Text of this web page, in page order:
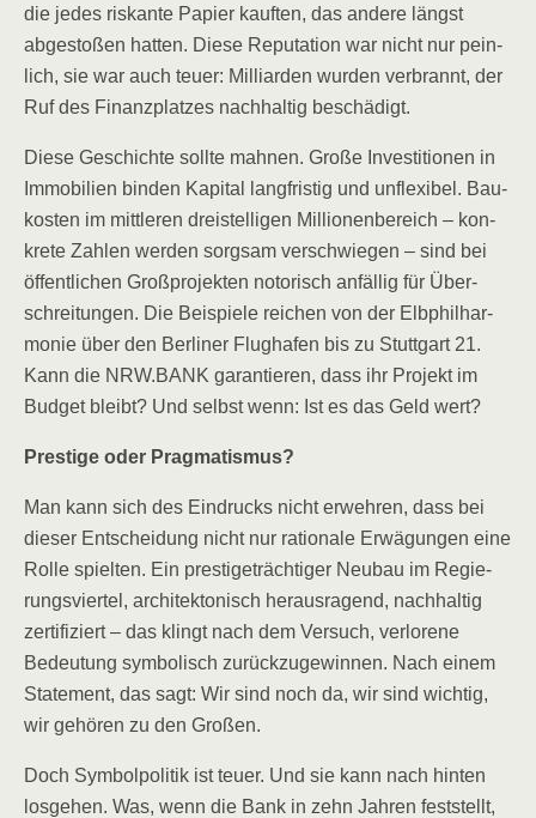
die jedes ris­kan­te Papier kauf­ten, das ande­re längst
abge­sto­ßen hat­ten. Die­se Repu­ta­ti­on war nicht nur pein­
lich, sie war auch teu­er: Mil­li­ar­den wur­den ver­brannt, der
Ruf des Finanz­plat­zes nach­hal­tig beschädigt.
Die­se Geschich­te soll­te mah­nen. Gro­ße Inves­ti­tio­nen in
Immo­bi­li­en bin­den Kapi­tal lang­fris­tig und unfle­xi­bel. Bau­
kos­ten im mitt­le­ren drei­stel­li­gen Mil­lio­nen­be­reich – kon­
kre­te Zah­len wer­den sorg­sam ver­schwie­gen – sind bei
öffent­li­chen Groß­pro­jek­ten noto­risch anfäl­lig für Über­
schrei­tun­gen. Die Bei­spie­le rei­chen von der Elb­phil­har­
mo­nie über den Ber­li­ner Flug­ha­fen bis zu Stutt­gart 21.
Kann die NRW.BANK garan­tie­ren, dass ihr Pro­jekt im
Bud­get bleibt? Und selbst wenn: Ist es das Geld wert?
Pres­ti­ge oder Pragmatismus?
Man kann sich des Ein­drucks nicht erweh­ren, dass bei
die­ser Ent­schei­dung nicht nur ratio­na­le Erwä­gun­gen eine
Rol­le spiel­ten. Ein pres­ti­ge­träch­ti­ger Neu­bau im Regie­
rungs­vier­tel, archi­tek­to­nisch her­aus­ra­gend, nach­hal­tig
zer­ti­fi­ziert – das klingt nach dem Ver­such, ver­lo­re­ne
Bedeu­tung sym­bo­lisch zurück­zu­ge­win­nen. Nach einem
State­ment, das sagt: Wir sind noch da, wir sind wich­tig,
wir gehö­ren zu den Großen.
Doch Sym­bol­po­li­tik ist teu­er. Und sie kann nach hin­ten
los­ge­hen. Was, wenn die Bank in zehn Jah­ren fest­stellt,